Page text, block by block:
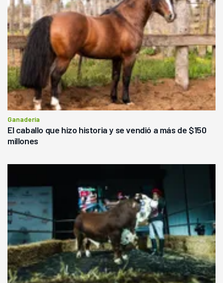
Ganadería
El caballo que hizo historia y se vendió a más de $150
millones